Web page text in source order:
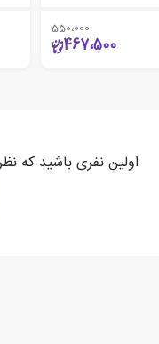
550،000
467،500
اولین نفری باشید که